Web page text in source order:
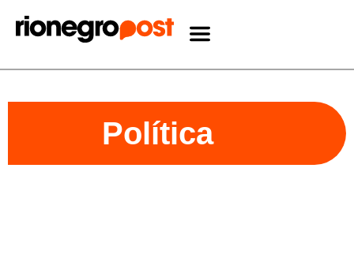
Política